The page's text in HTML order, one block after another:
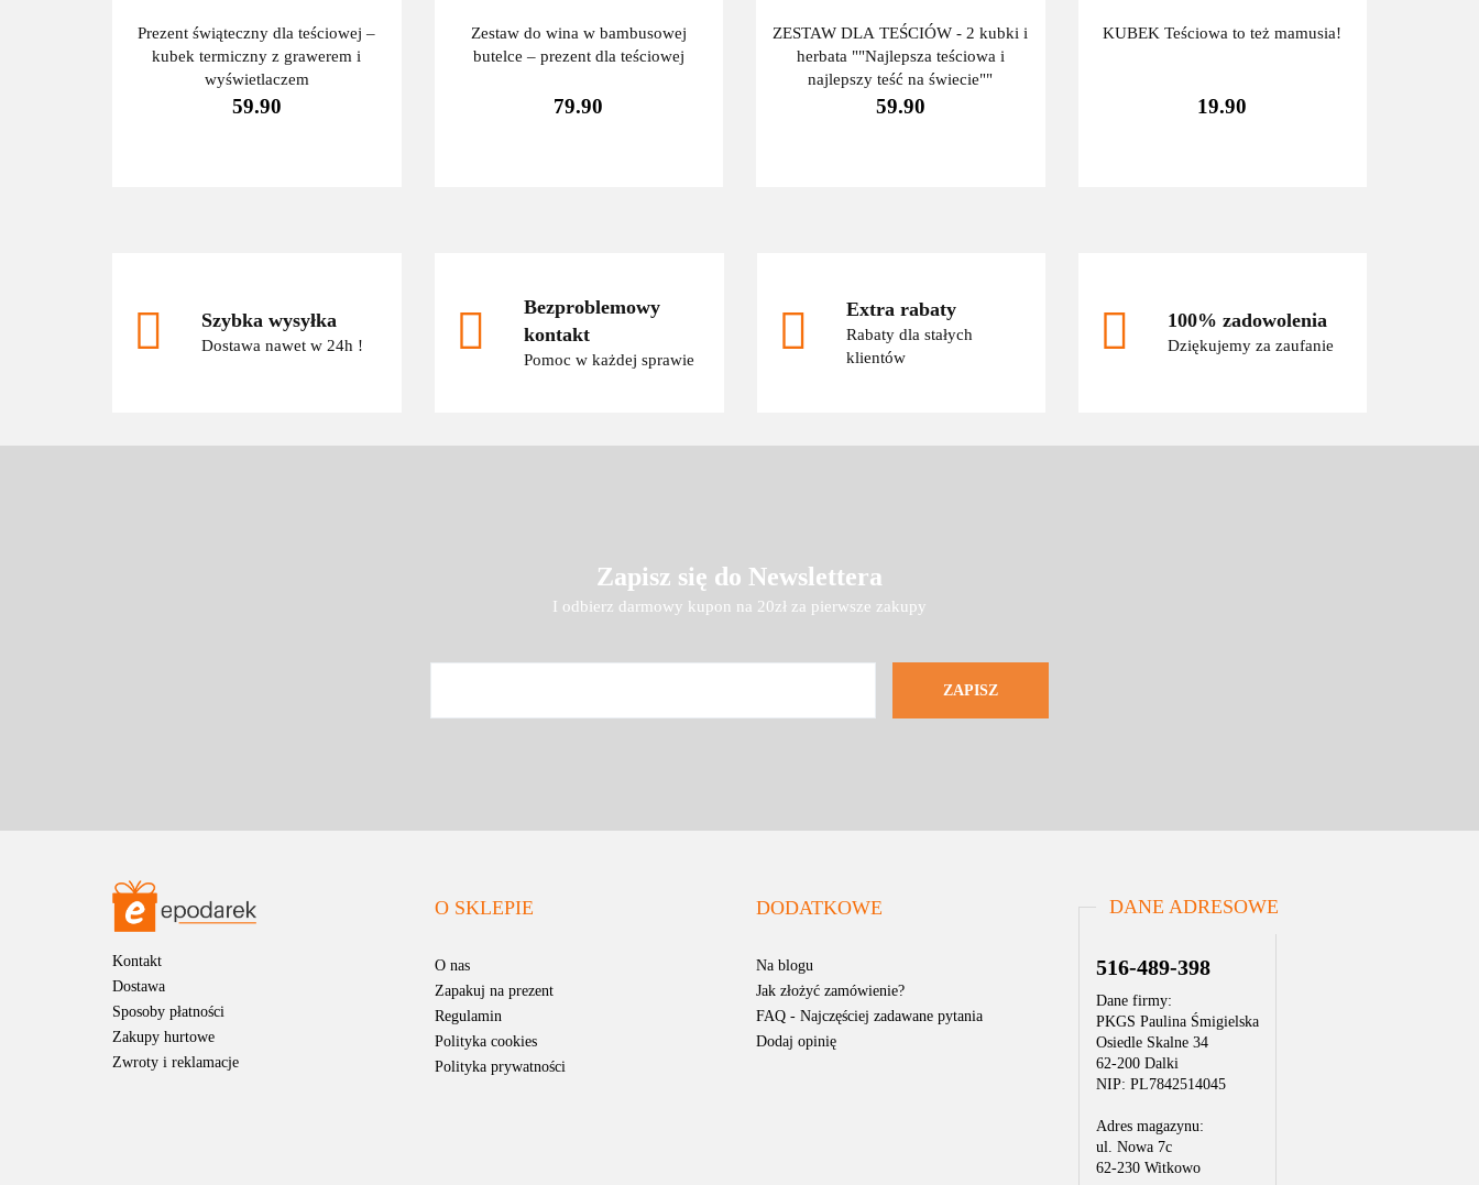
Prezent świąteczny dla teściowej –
kubek termiczny z grawerem i
wyświetlaczem
59.90
Zestaw do wina w bambusowej
butelce – prezent dla teściowej
79.90
ZESTAW DLA TEŚCIÓW - 2 kubki i
herbata ""Najlepsza teściowa i
najlepszy teść na świecie""
59.90
KUBEK Teściowa to też mamusia!
19.90
Szybka wysyłka
Dostawa nawet w 24h !
Bezproblemowy
kontakt
Pomoc w każdej sprawie
Extra rabaty
Rabaty dla stałych
klientów
100% zadowolenia
Dziękujemy za zaufanie
Zapisz się do Newslettera
I odbierz darmowy kupon na 20zł za pierwsze zakupy
Kontakt
Dostawa
Sposoby płatności
Zakupy hurtowe
Zwroty i reklamacje
O SKLEPIE
O nas
Zapakuj na prezent
Regulamin
Polityka cookies
Polityka prywatności
DODATKOWE
Na blogu
Jak złożyć zamówienie?
FAQ - Najczęściej zadawane pytania
Dodaj opinię
DANE ADRESOWE
516-489-398
Dane firmy:
PKGS Paulina Śmigielska
Osiedle Skalne 34
62-200 Dalki
NIP: PL7842514045
Adres magazynu:
ul. Nowa 7c
62-230 Witkowo